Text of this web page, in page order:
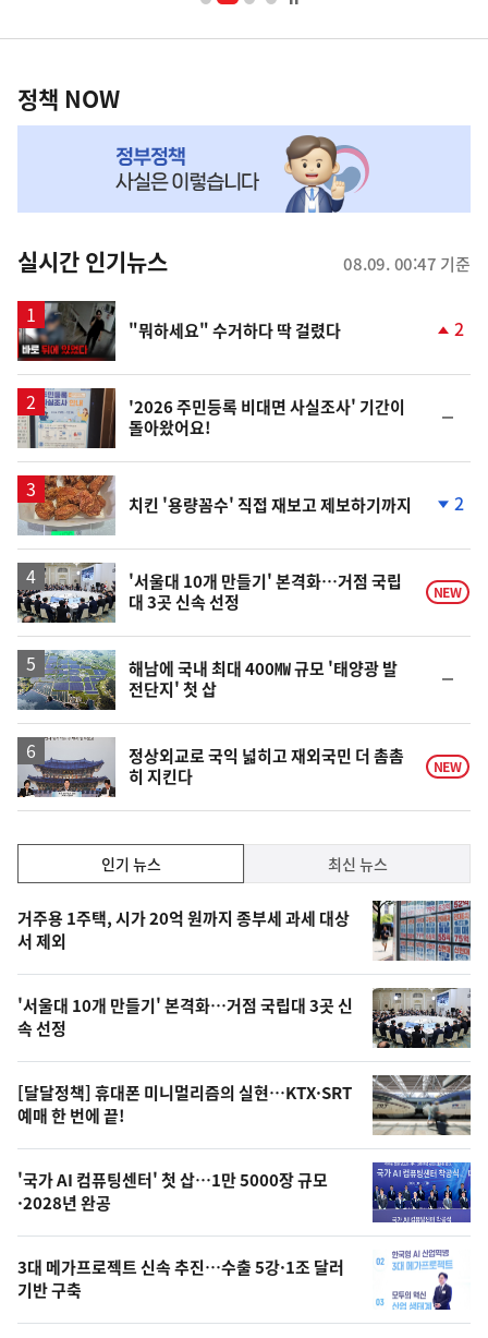
영
책
NOW,
뉴
스
정책 NOW
실시간 인기뉴스 08.09. 00:47 기준
영
상
"뭐하세요" 수거하다 딱 걸렸다
상
2
'2026 주민등록 비대면 사실조사' 기간이
돌아왔어요!
일
치킨 '용량꼼수' 직접 재보고 제보하기까지
하
락
2
'서울대 10개 만들기' 본격화…거점 국립
대 3곳 신속 선정
NEW
해남에 국내 최대 400㎿ 규모 '태양광 발
전단지' 첫 삽
일
정상외교로 국익 넓히고 재외국민 더 촘촘
히 지킨다
NEW
기,
최
신,
오
늘
의
영
상
오
의
사
진
인기 뉴스 최신 뉴스
인
기
뉴
스
거주용 1주택, 시가 20억 원까지 종부세 과세 대상
서 제외
'서울대 10개 만들기' 본격화…거점 국립대 3곳 신
속 선정
[달달정책] 휴대폰 미니멀리즘의 실현…KTX·SRT
예매 한 번에 끝!
'국가 AI 컴퓨팅센터' 첫 삽…1만 5000장 규모
·2028년 완공
3대 메가프로젝트 신속 추진…수출 5강·1조 달러
기반 구축